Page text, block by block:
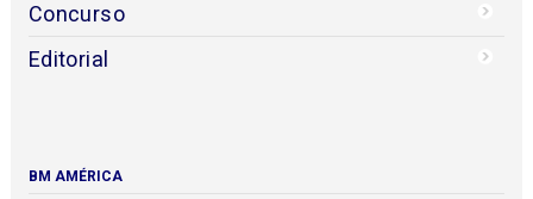
Concurso
Editorial
BM AMÉRICA